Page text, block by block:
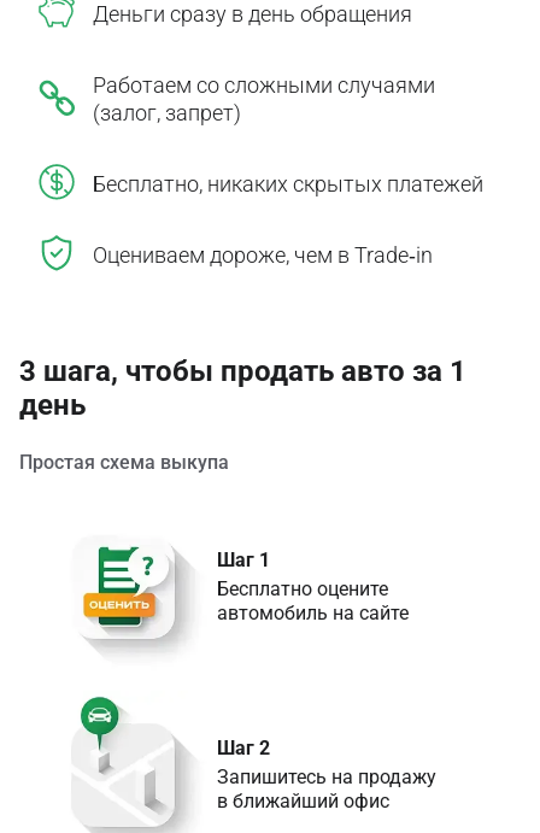
Деньги сразу в день обращения
Работаем со сложными случаями
(залог, запрет)
Бесплатно, никаких скрытых платежей
Оцениваем дороже, чем в Trade‑in
3 шага, чтобы продать авто за 1
день
Простая схема выкупа
Шаг 1
Бесплатно оцените
Шаг 2
Запишитесь на продажу
в ближайший офис